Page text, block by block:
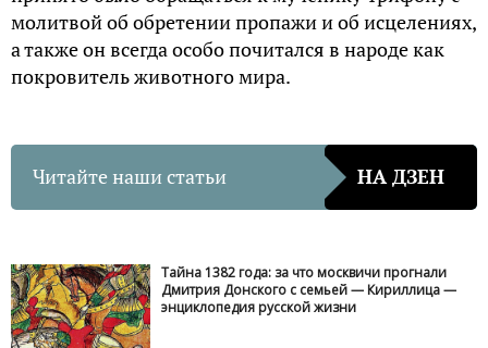
молитвой об обретении пропажи и об исцелениях,
а также он всегда особо почитался в народе как
покровитель животного мира.
Читайте наши статьи НА ДЗЕН
Тайна 1382 года: за что москвичи прогнали
Дмитрия Донского с семьей — Кириллица —
энциклопедия русской жизни